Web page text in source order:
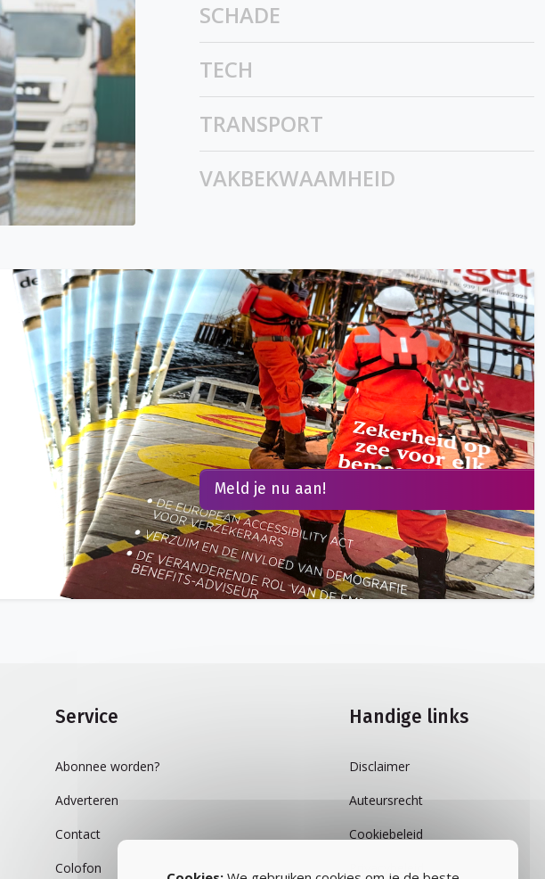
SCHADE
TECH
TRANSPORT
VAKBEKWAAMHEID
Meld je nu aan!
Service
Abonnee worden?
Adverteren
Contact
Colofon
Handige links
Disclaimer
Auteursrecht
Cookiebeleid